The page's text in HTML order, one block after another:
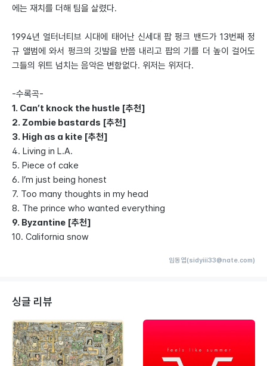
에는 재치를 더해 팀을 살렸다.
1994년 얼터너티브 시대에 태어난 신세대 팝 펑크 밴드가 13번째 정
규 앨범에 와서 펑크의 깃발을 반쯤 내리고 팝의 기를 더 높이 걸어도
그들의 위트 넘치는 음악은 변함없다. 위저는 위저다.
-수록곡-
1. Can’t knock the hustle [추천]
2. Zombie bastards [추천]
3. High as a kite [추천]
4. Living in L.A.
5. Piece of cake
6. I’m just being honest
7. Too many thoughts in my head
8. The prince who wanted everything
9. Byzantine [추천]
10. California snow
임동엽(sidyiii33@nate.com)
싱글 리뷰